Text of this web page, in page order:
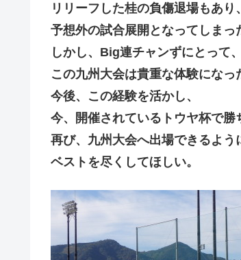
リリーフした桂の負傷退場もあり、
予想外の試合展開となってしまっ
しかし、Big連チャンずにとって、
この九州大会は貴重な体験になっ
今後、この経験を活かし、
今、開催されているトウヤ杯で勝
再び、九州大会へ出場できるよう
ベストを尽くしてほしい。